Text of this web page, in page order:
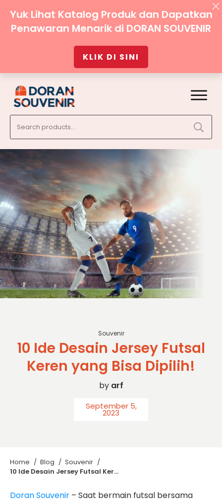
for:
Souvenir
10 Ide Desain Jersey Futsal
Keren yang Bisa Dipilih!
by arf
September 5,
2023
Home / Blog / Souvenir /
10 Ide Desain Jersey Futsal Keren yang Bisa Dipilih!
Doran Souvenir – Saat bermain futsal bersama
Yuk Lihat Katalog Produk dan Dapatkan
Penawaran Menarik di DORAN SOUVENIR
KLIK DI SINI